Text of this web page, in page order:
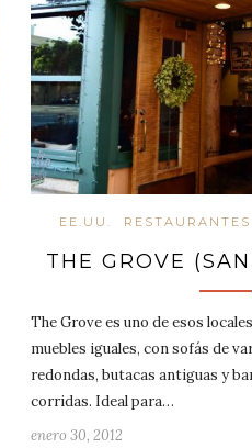
EE.UU. RESTAURANTES
THE GROVE
The Grove es uno de esos
muebles iguales, con sofás de
redondas, butacas antiguas y
corridas. Ideal para…
enero 30, 2012